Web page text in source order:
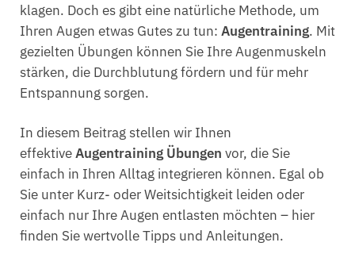
klagen. Doch es gibt eine natürliche Methode, um
Ihren Augen etwas Gutes zu tun: Augentraining. Mit
gezielten Übungen können Sie Ihre Augenmuskeln
stärken, die Durchblutung fördern und für mehr
Entspannung sorgen.
In diesem Beitrag stellen wir Ihnen
effektiveAugentraining Übungen vor, die Sie
einfach in Ihren Alltag integrieren können. Egal ob
Sie unter Kurz- oder Weitsichtigkeit leiden oder
einfach nur Ihre Augen entlasten möchten – hier
finden Sie wertvolle Tipps und Anleitungen.